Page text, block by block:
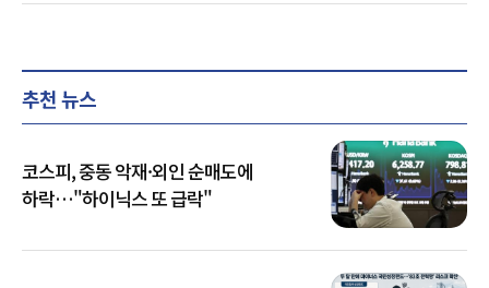
추천 뉴스
코스피, 중동 악재·외인 순매도에
하락…"하이닉스 또 급락"